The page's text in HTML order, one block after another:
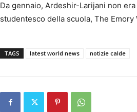
Da gennaio, Ardeshir-Larijani non
studentesco della scuola, The Emory
TAGS latest world news notizie calde